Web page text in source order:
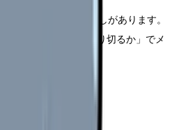
は 3 ～ 6 ヶ月で見直しがあります。
数えて「あと何日乗り切るか」でメ
選択肢